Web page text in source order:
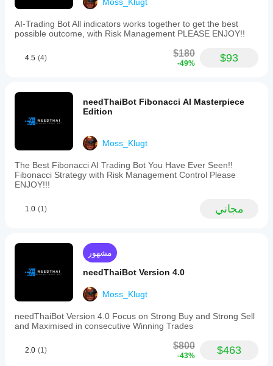
strategies.
management
features
stop
trailing
loss,
daily
drawdown
guard,
and
spread
bot
for
with
trade
and
supports
to
AI-Trading Bot All indicators works together to get the best
possible outcome, with Risk Management PLEASE ENJOY!!
4.5 (4) $180
-49% $93
needThaiBot Fibonacci AI Masterpiece
Edition
Moss_Klugt
The Best Fibonacci AI Trading Bot You Have Ever Seen!!
Fibonacci Strategy with Risk Management Control Please
ENJOY!!!
1.0 (1) مجاني
مشهور
needThaiBot Version 4.0
Moss_Klugt
needThaiBot Version 4.0 Focus on Strong Buy and Strong Sell
and Maximised in consecutive Winning Trades
2.0 (1) $800
-43% $463